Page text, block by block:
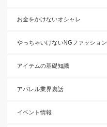
お金をかけないオシャレ
やっちゃいけないNGファッション
アイテムの基礎知識
アパレル業界裏話
イベント情報